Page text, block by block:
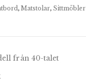
, Matstolar, Sittmöbler
från 40-talet